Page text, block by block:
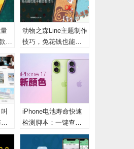
？
榜
动物之森Line主题制作
技巧，免花钱也能自
制动森聊天主题
Siri
iPhone电池寿命快速
检测脚本：一键查看
18项参数与循环次数